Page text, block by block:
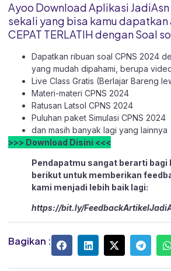
Ayoo Download Aplikasi
sekali yang bisa kamu
CEPAT TERLATIH dengan Soal
Dapatkan ribuan soal CPNS 2024
yang mudah dipahami, berupa
Live Class Gratis (Berlajar Bareng
Materi-materi CPNS 2024
Ratusan Latsol CPNS 2024
Puluhan paket Simulasi CPNS 2024
dan masih banyak lagi yang lainnya
>>> Download Disini <<<
Pendapatmu sangat berarti bagi
berikut untuk memberikan
kami menjadi lebih baik lagi:
https://bit.ly/
Bagikan :